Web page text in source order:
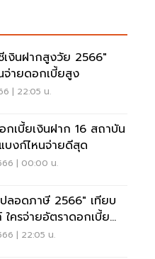
งินฝากสูงวัย 2566"
จ่ายดอกเบี้ยสูง
| 22:05 น.
กเบี้ยเงินฝาก 16 สถาบัน
บงก์ไหนจ่ายดีสุด
| 00:00 น.
ลอดภาษี 2566" เทียบ
ครจ่ายอัตราดอกเบี้ย
| 22:05 น.